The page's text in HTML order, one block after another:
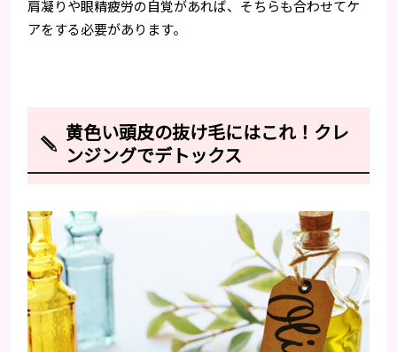
肩凝りや眼精疲労の自覚があれば、そちらも合わせてケ
アをする必要があります。
黄色い頭皮の抜け毛にはこれ！クレ
ンジングでデトックス